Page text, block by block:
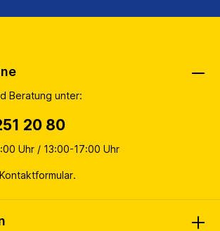
Beratung unter:
20 80
Uhr / 13:00-17:00 Uhr
Kontaktformular.